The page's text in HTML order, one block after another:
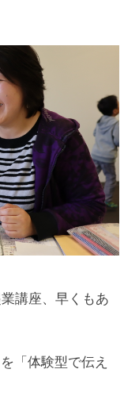
講座、早くもあ
「体験型で伝え